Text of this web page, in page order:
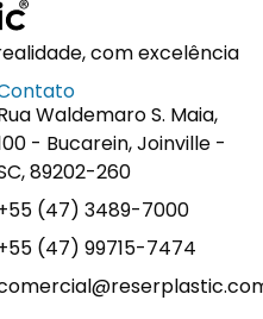
com excelência
Waldemaro S. Maia,
- Bucarein, Joinville -
89202-260
(47) 3489-7000
(47) 99715-7474